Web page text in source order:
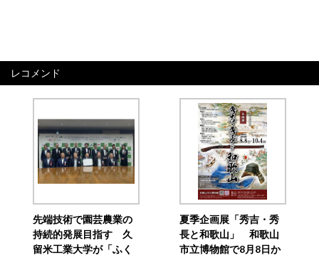
レコメンド
先端技術で園芸農業の
持続的発展目指す 久
留米工業大学が「ふく
夏季企画展「秀吉・秀
長と和歌山」 和歌山
市立博物館で8月8日か